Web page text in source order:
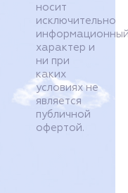
носит
исключительно
характер и
ни при
каких
условиях не
является
публичной
офертой.